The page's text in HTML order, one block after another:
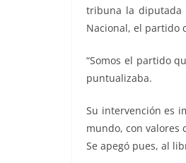
tribuna la diputada
Nacional, el partido
“Somos el partido
puntualizaba.
Su intervención es
mundo, con valores
Se apegó pues, al